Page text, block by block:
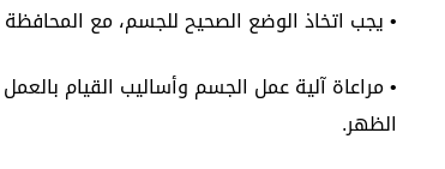
• يجب اتخاذ الوضع الصحيح للجسم، مع
• مراعاة آلية عمل الجسم وأساليب القيام
الظهر.